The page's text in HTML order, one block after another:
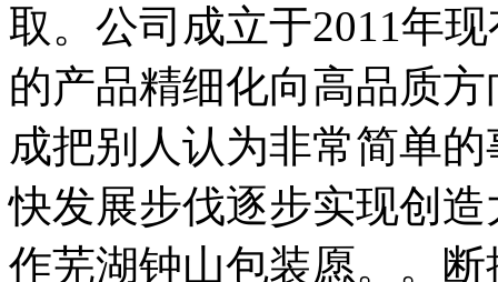
取。公司成立于2011年
的产品精细化向高品质
成把别人认为非常简单
快发展步伐逐步实现创
作芜湖钟山包装愿。。